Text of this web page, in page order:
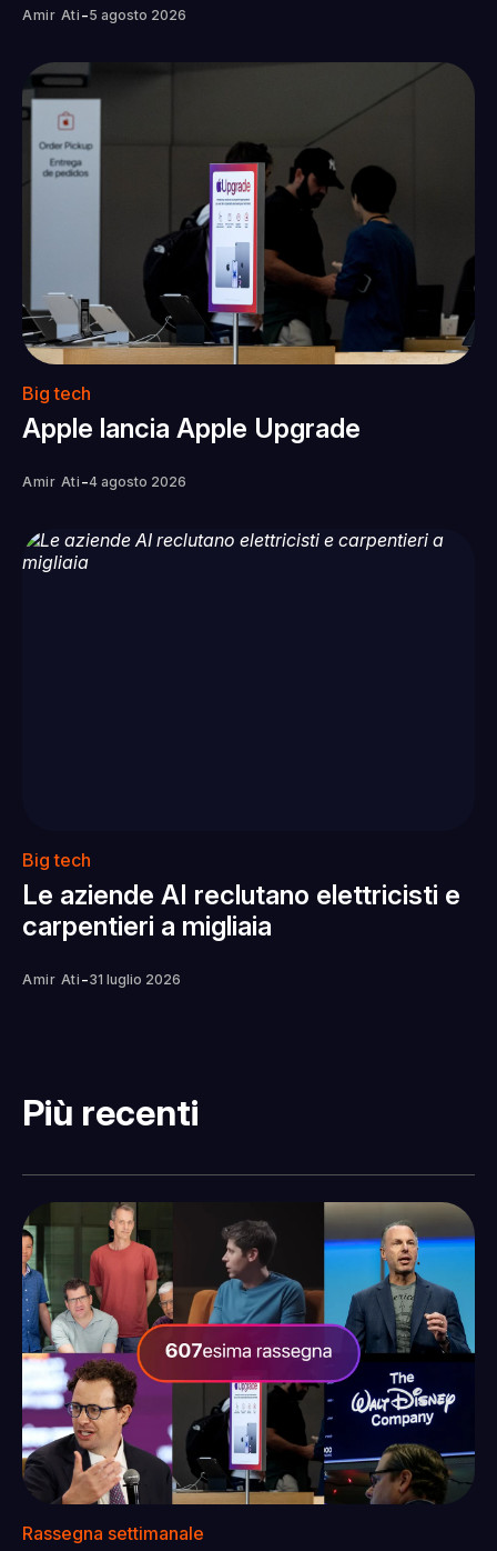
Amir Ati -5 agosto 2026
Big tech
Apple lancia Apple Upgrade
Amir Ati -4 agosto 2026
Big tech
Le aziende AI reclutano elettricisti e
carpentieri a migliaia
Amir Ati -31 luglio 2026
Più recenti
Rassegna settimanale